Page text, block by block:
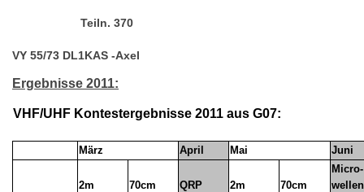
Teiln. 370
VY 55/73 DL1KAS -Axel
Ergebnisse 2011:
VHF/UHF Kontestergebnisse 2011 aus G07:
März April Mai Juni
2m 70cm QRP 2m 70cm
Micro-
wellen